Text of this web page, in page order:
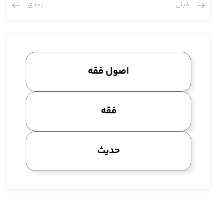
نیست که به هر راهی که ممکن است جمع بکنیم
فانّه ما من دليلين متعارضين إلّا و يمكن الجمع بينهما عقلا
جمع عقلی و تبرعی می شود انجام داد
دیگه معنایش این است که باب تعارض بسته بشود، در این جا ایشان
که مثلا آن مزیت موجب ظهور کلام بشود.
پرسش: الجمع مهما امکان روایت است؟
آیت الله مددی: حالا ان شا الله عرض می کنم.
بعد دو مرتبه ایشان دارند که در صفحه بعدی 727
قبلی بعدی
اصول فقه
فقه
حدیث